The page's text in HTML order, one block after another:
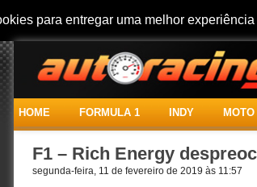
para entregar uma melhor
HOME FORMULA 1 INDY
F1 – Rich Energy
segunda-feira, 11 de fevereiro de 2019 às 11:57